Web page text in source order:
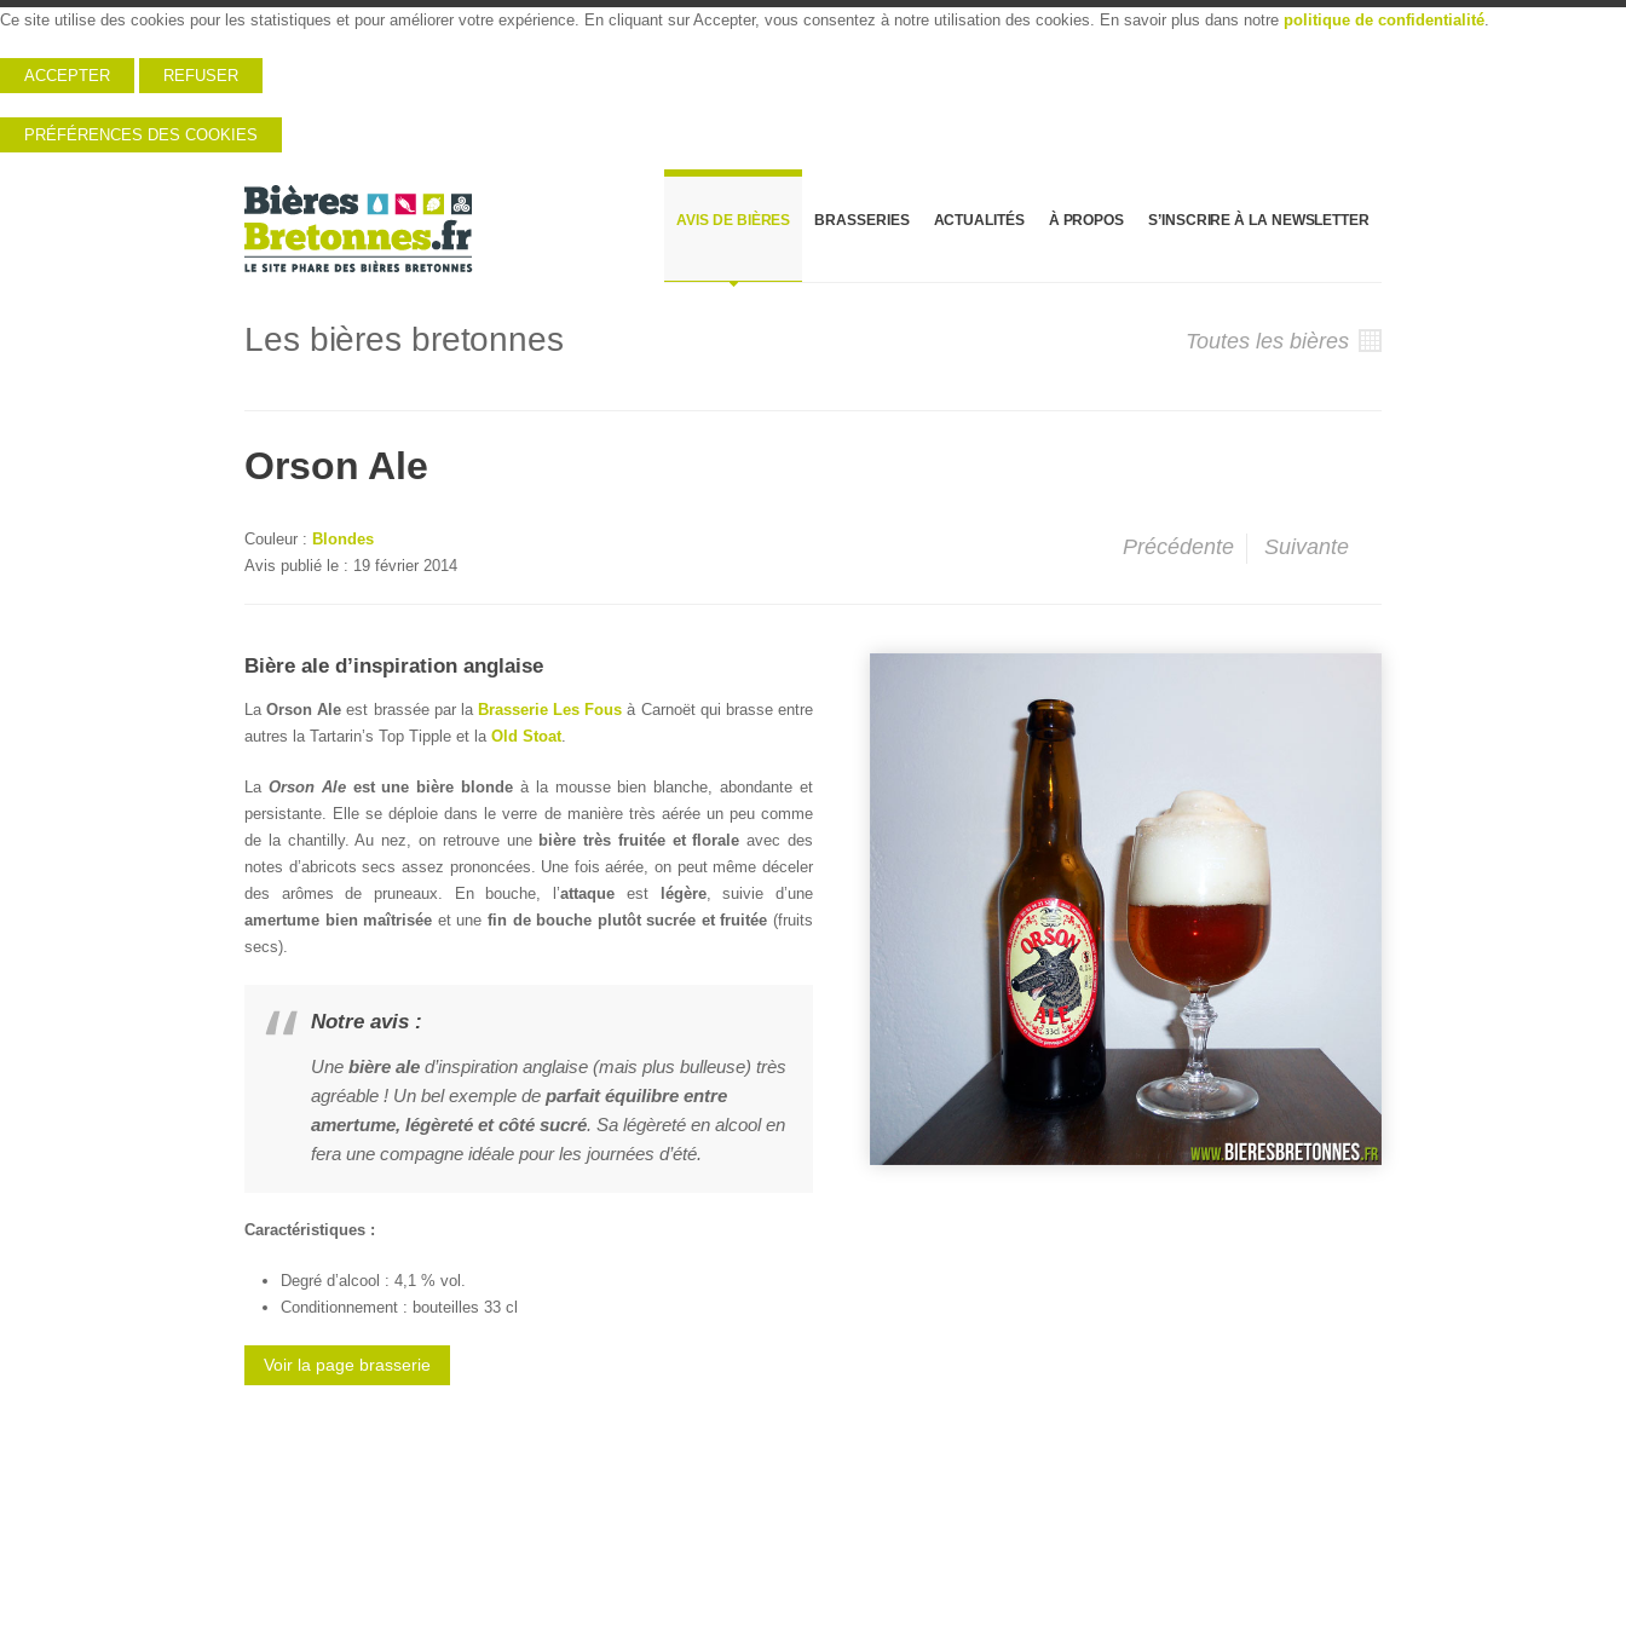
Ce site utilise des cookies pour les statistiques et pour améliorer votre expérience. En cliquant sur Accepter, vous consentez à notre utilisation des cookies. En savoir plus dans notre politique de confidentialité.
ACCEPTER REFUSER
PRÉFÉRENCES DES COOKIES
AVIS DE BIÈRES BRASSERIES ACTUALITÉS À PROPOS S’INSCRIRE À LA NEWSLETTER
Les bières bretonnes Toutes les bières
Orson Ale
Couleur : Blondes
Avis publié le : 19 février 2014
Précédente Suivante
Bière ale d’inspiration anglaise
LaOrson Ale est brassée par la Brasserie Les Fous à Carnoët qui brasse entre
autres la Tartarin’s Top Tipple et la Old Stoat.
La Orson Aleest une bière blonde à la mousse bien blanche, abondante et
persistante. Elle se déploie dans le verre de manière très aérée un peu comme
de la chantilly. Au nez, on retrouve une bière très fruitée et florale avec des
notes d’abricots secs assez prononcées. Une fois aérée, on peut même déceler
des arômes de pruneaux. En bouche, l’attaque est légère, suivie d’une
amertume bien maîtrisée et une fin de bouche plutôt sucrée et fruitée (fruits
secs).
Notre avis :
Une bière ale d’inspiration anglaise (mais plus bulleuse) très
agréable ! Un bel exemple de parfait équilibre entre
amertume, légèreté et côté sucré. Sa légèreté en alcool en
fera une compagne idéale pour les journées d’été.
Caractéristiques :
Degré d’alcool : 4,1 % vol.
Conditionnement : bouteilles 33 cl
Voir la page brasserie